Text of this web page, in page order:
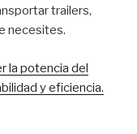
trailers,
necesites.
la potencia del
y eficiencia.